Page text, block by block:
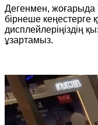
Дегенмен, жоғарыда
бірнеше кеңестерге
дисплейлеріңіздің
ұзартамыз.